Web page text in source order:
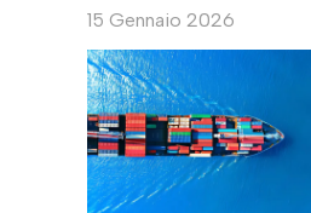
15 Gennaio 2026